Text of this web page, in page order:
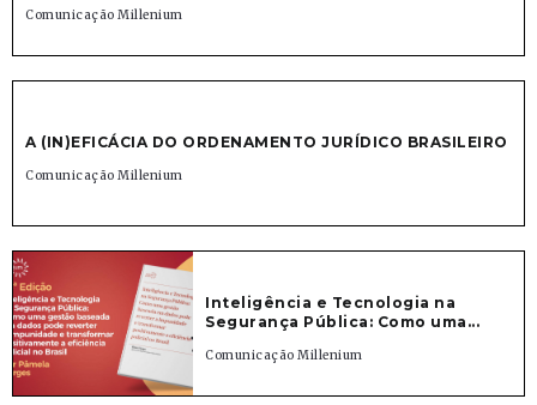
Comunicação Millenium
A (IN)EFICÁCIA DO ORDENAMENTO JURÍDICO BRASILEIRO
Comunicação Millenium
Inteligência e Tecnologia na
Segurança Pública: Como uma...
Comunicação Millenium